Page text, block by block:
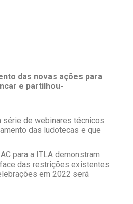
das novas ações para
e partilhou-
série de webinares técnicos
das ludotecas e que
para a ITLA demonstram
das restrições existentes
em 2022 será